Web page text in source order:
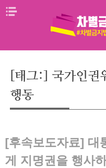
Skip
[태그:] 국가인권
행동
[후속보도자료] 대
게 지명권을 행사